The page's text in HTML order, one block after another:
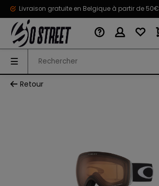
Livraison gratuite en Belgique à partir de 50€
Retour